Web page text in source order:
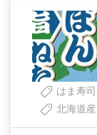
はま寿司
北海道